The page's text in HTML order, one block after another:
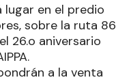
en el predio
sobre la ruta 86
26.o aniversario
a la venta